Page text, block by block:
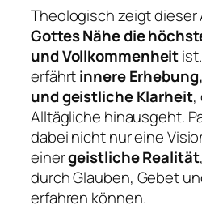
Theologisch zeigt dieser
Gottes Nähe die
und Vollkommenheit
erfährtinnere
und geistliche Klarheit,
Alltägliche hinausgeht.
dabei nicht nur eine
einergeistliche Realität
durch Glauben, Gebet
erfahren können.